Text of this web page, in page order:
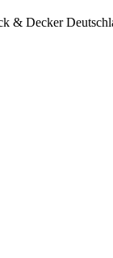
& Decker